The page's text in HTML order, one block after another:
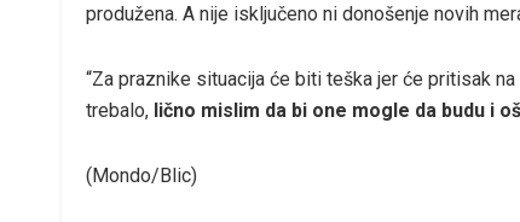
produžena. A nije isključeno ni donošenje novih
“Za praznike situacija će biti teška jer će pritisak
trebalo, lično mislim da bi one mogle da budu i
(Mondo/Blic)